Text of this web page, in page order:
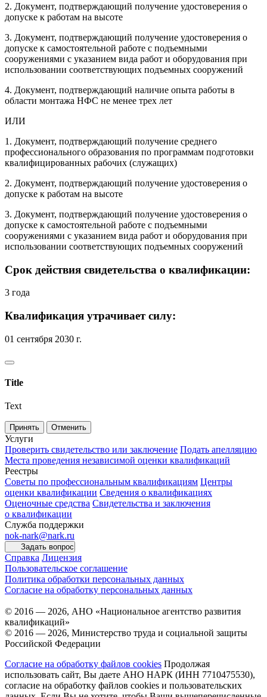
2. Документ, подтверждающий получение удостоверения о
допуске к работам на высоте
3. Документ, подтверждающий получение удостоверения о
допуске к самостоятельной работе с подъемными
сооружениями с указанием вида работ и оборудования при
использовании соответствующих подъемных сооружений
4. Документ, подтверждающий наличие опыта работы в
области монтажа НФС не менее трех лет
ИЛИ
1. Документ, подтверждающий получение среднего
профессионального образования по программам подготовки
квалифицированных рабочих (служащих)
2. Документ, подтверждающий получение удостоверения о
допуске к работам на высоте
3. Документ, подтверждающий получение удостоверения о
допуске к самостоятельной работе с подъемными
сооружениями с указанием вида работ и оборудования при
использовании соответствующих подъемных сооружений
Срок действия свидетельства о квалификации:
3 года
Квалификация утрачивает силу:
01 сентября 2030 г.
Title
Text
Принять Отменить
Услуги
Проверить свидетельство или заключение Подать апелляцию
Места проведения независимой оценки квалификаций
Реестры
Советы по профессиональным квалификациям Центры
оценки квалификации Сведения о квалификациях
Оценочные средства Свидетельства и заключения
о квалификации
Служба поддержки
nok-nark@nark.ru
Задать вопрос
Справка Лицензия
Пользовательское соглашение
Политика обработки персональных данных
Согласие на обработку персональных данных
© 2016 — 2026, АНО «Национальное агентство развития
квалификаций»
© 2016 — 2026, Министерство труда и социальной защиты
Российской Федерации
Согласие на обработку файлов cookies Продолжая
использовать сайт, Вы даете АНО НАРК (ИНН 7710475530),
согласие на обработку файлов cookies и пользовательских